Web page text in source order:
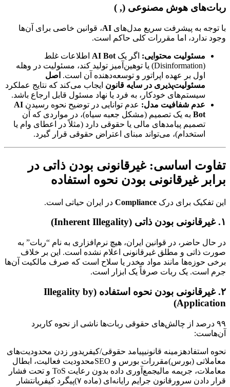
ربات‌های هوش مصنوعی (, )
با توجه به پیشرفت سریع مدل‌های AI، قوانین خاصی برای آن‌ها
وجود ندارد، اما مقررات کلی حاکم است.
مسئولیت محتوایی: اگر یک AI Bot اطلاعات غلط
(Disinformation) یا توهین‌آمیز تولید کند، مسئولیت در وهله
اول بر عهده اپراتور و توسعه‌دهنده آن است. اصل
مسئولیت‌پذیری در سایه قانون ایجاب می‌کند که نتایج عملکرد
سیستم‌های خودکار، به فرد یا نهاد مسئول قابل ارجاع باشد.
عدم شفافیت مدل: عدم توانایی در توضیح نحوه رسیدن AI
Bot به یک تصمیم (مشکل جعبه سیاه)، در مواردی که آن
تصمیم پیامدهای مالی یا حقوقی دارد (مثلاً در اعطای وام یا
استخدام)، می‌تواند مبنای اعتراض حقوقی قرار گیرد.
تفاوت اساسی: غیرقانونی بودن ذاتی در
برابر غیرقانونی بودن نحوه استفاده
این تفکیک برای درک Compliance در ایران حیاتی است.
۱. غیرقانونی بودن ذاتی (Inherent Illegality)
در حال حاضر، در قوانین ایران، هیچ نرم‌افزاری به نام “ربات” به
صورت ذاتی و مطلق غیرقانونی اعلام نشده است. این بر خلاف
برخی حوزه‌ها مانند مواد مخدر یا سلاح است که صرف مالکیت آن‌ها
جرم است. یک ربات صرفاً یک ابزار است.
۲. غیرقانونی بودن نحوه استفاده (Illegality by
Application)
۹۹ درصد از چالش‌های حقوقی ربات‌ها ناشی از نحوه کاربرد
آن‌هاست:
نحوه استفادهزمینه قانونیپیامد حقوقی/کیفریدور زدن محدودیت‌های
معاملاتی (بورس)مقررات بورس و SEOمحدودیت فعالیت، ابطال
معاملات، جریمه مالیجمع‌آوری داده بدون رعایت ToS و تحت فشار
قرار دادن سرورقانون جرایم رایانه‌ای (ماده ۷)پیگرد کیفریانتشار